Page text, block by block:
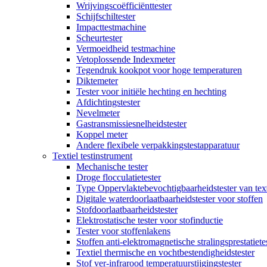
Wrijvingscoëfficiënttester
Schijfschiltester
Impacttestmachine
Scheurtester
Vermoeidheid testmachine
Vetoplossende Indexmeter
Tegendruk kookpot voor hoge temperaturen
Diktemeter
Tester voor initiële hechting en hechting
Afdichtingstester
Nevelmeter
Gastransmissiesnelheidstester
Koppel meter
Andere flexibele verpakkingstestapparatuur
Textiel testinstrument
Mechanische tester
Droge flocculatietester
Type Oppervlaktebevochtigbaarheidstester van
Digitale waterdoorlaatbaarheidstester voor stoffen
Stofdoorlaatbaarheidstester
Elektrostatische tester voor stofinductie
Tester voor stoffenlakens
Stoffen anti-elektromagnetische
Textiel thermische en vochtbestendigheidstester
Stof ver-infrarood temperatuurstijgingstester